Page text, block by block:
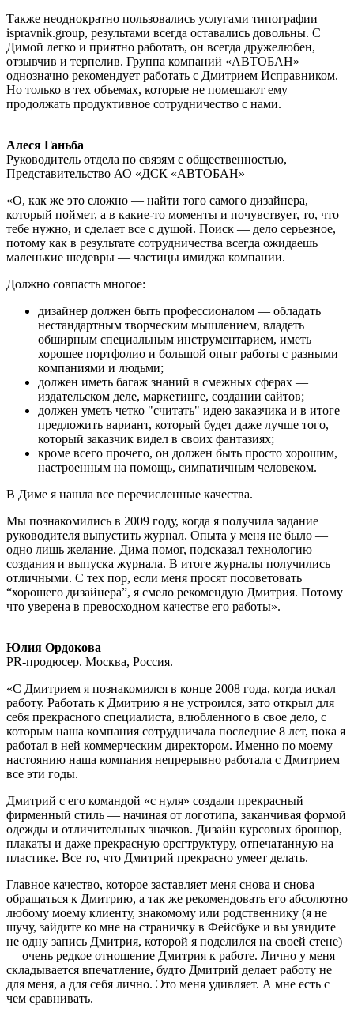
Также неоднократно пользовались услугами типографии
ispravnik.group, результами всегда оставались довольны. С
Димой легко и приятно работать, он всегда дружелюбен,
отзывчив и терпелив. Группа компаний «АВТОБАН»
однозначно рекомендует работать с Дмитрием Исправником.
Но только в тех объемах, которые не помешают ему
продолжать продуктивное сотрудничество с нами.
Алеся Ганьба
Руководитель отдела по связям с общественностью,
Представительство АО «ДСК «АВТОБАН»
«О, как же это сложно — найти того самого дизайнера,
который поймет, а в какие-то моменты и почувствует, то, что
тебе нужно, и сделает все с душой. Поиск — дело серьезное,
потому как в результате сотрудничества всегда ожидаешь
маленькие шедевры — частицы имиджа компании.
Должно совпасть многое:
дизайнер должен быть профессионалом — обладать
нестандартным творческим мышлением, владеть
обширным специальным инструментарием, иметь
хорошее портфолио и большой опыт работы с разными
компаниями и людьми;
должен иметь багаж знаний в смежных сферах —
издательском деле, маркетинге, создании сайтов;
должен уметь четко "считать" идею заказчика и в итоге
предложить вариант, который будет даже лучше того,
который заказчик видел в своих фантазиях;
кроме всего прочего, он должен быть просто хорошим,
настроенным на помощь, симпатичным человеком.
В Диме я нашла все перечисленные качества.
Мы познакомились в 2009 году, когда я получила задание
руководителя выпустить журнал. Опыта у меня не было —
одно лишь желание. Дима помог, подсказал технологию
создания и выпуска журнала. В итоге журналы получились
отличными. С тех пор, если меня просят посоветовать
“хорошего дизайнера”, я смело рекомендую Дмитрия. Потому
что уверена в превосходном качестве его работы».
Юлия Ордокова
PR-продюсер. Москва, Россия.
«С Дмитрием я познакомился в конце 2008 года, когда искал
работу. Работать к Дмитрию я не устроился, зато открыл для
себя прекрасного специалиста, влюбленного в свое дело, с
которым наша компания сотрудничала последние 8 лет, пока я
работал в ней коммерческим директором. Именно по моему
настоянию наша компания непрерывно работала с Дмитрием
все эти годы.
Дмитрий с его командой «с нуля» создали прекрасный
фирменный стиль — начиная от логотипа, заканчивая формой
одежды и отличительных значков. Дизайн курсовых брошюр,
плакаты и даже прекрасную орсгтруктуру, отпечатанную на
пластике. Все то, что Дмитрий прекрасно умеет делать.
Главное качество, которое заставляет меня снова и снова
обращаться к Дмитрию, а так же рекомендовать его абсолютно
любому моему клиенту, знакомому или родственнику (я не
шучу, зайдите ко мне на страничку в Фейсбуке и вы увидите
не одну запись Дмитрия, которой я поделился на своей стене)
— очень редкое отношение Дмитрия к работе. Лично у меня
складывается впечатление, будто Дмитрий делает работу не
для меня, а для себя лично. Это меня удивляет. А мне есть с
чем сравнивать.